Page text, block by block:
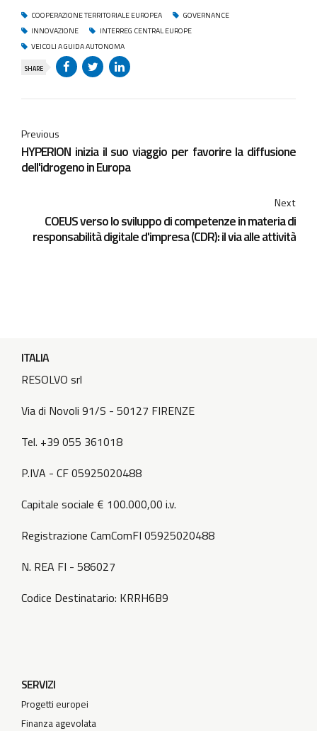
COOPERAZIONE TERRITORIALE EUROPEA
GOVERNANCE
INNOVAZIONE
INTERREG CENTRAL EUROPE
VEICOLI A GUIDA AUTONOMA
SHARE
Previous
HYPERION inizia il suo viaggio per favorire la diffusione
dell'idrogeno in Europa
Next
COEUS verso lo sviluppo di competenze in materia di
responsabilità digitale d'impresa (CDR): il via alle attività
ITALIA
RESOLVO srl
Via di Novoli 91/S - 50127 FIRENZE
Tel. +39 055 361018
P.IVA - CF 05925020488
Capitale sociale € 100.000,00 i.v.
Registrazione CamComFI 05925020488
N. REA FI - 586027
Codice Destinatario: KRRH6B9
SERVIZI
Progetti europei
Finanza agevolata